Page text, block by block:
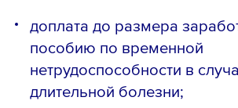
доплата до размера
пособию по временной
нетрудоспособности в
длительной болезни;
Телефон *